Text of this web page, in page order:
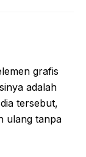
grafis
adalah
tersebut,
ulang tanpa